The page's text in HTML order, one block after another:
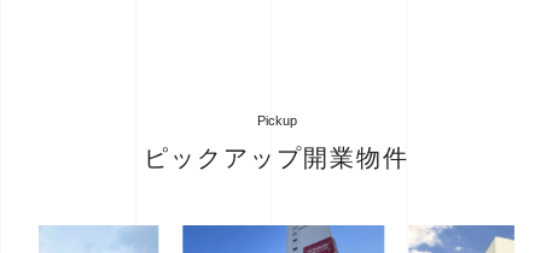
Pickup
ピックアップ開業物件